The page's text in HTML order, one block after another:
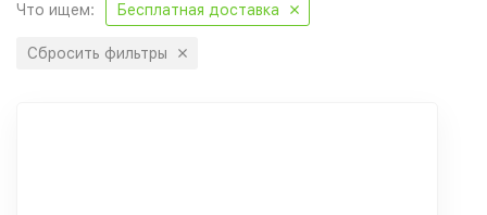
Что ищем: Бесплатная доставка
Сбросить фильтры